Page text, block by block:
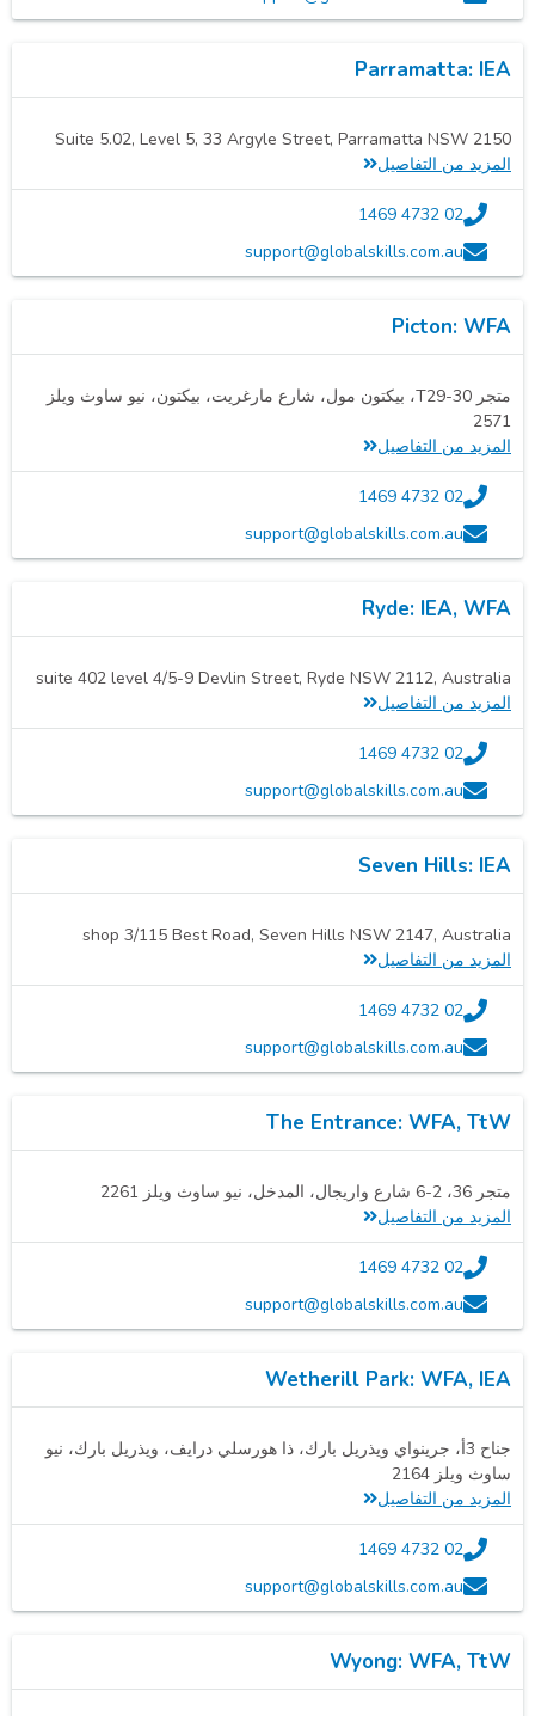
Parramatta: IEA
Suite 5.02, Level 5, 33 Argyle Street, Parramatta NSW 2150
المزيد من التفاصيل
02 4732 1469
support@globalskills.com.au
Picton: WFA
متجر T29-30، بيكتون مول، شارع مارغريت، بيكتون، نيو ساوث ويلز
2571
المزيد من التفاصيل
02 4732 1469
support@globalskills.com.au
Ryde: IEA, WFA
suite 402 level 4/5-9 Devlin Street, Ryde NSW 2112, Australia
المزيد من التفاصيل
02 4732 1469
support@globalskills.com.au
Seven Hills: IEA
shop 3/115 Best Road, Seven Hills NSW 2147, Australia
المزيد من التفاصيل
02 4732 1469
support@globalskills.com.au
The Entrance: WFA, TtW
متجر 36، 2-6 شارع واريجال، المدخل، نيو ساوث ويلز 2261
المزيد من التفاصيل
02 4732 1469
support@globalskills.com.au
Wetherill Park: WFA, IEA
جناح 3أ، جرينواي ويذريل بارك، ذا هورسلي درايف، ويذريل بارك، نيو
ساوث ويلز 2164
المزيد من التفاصيل
02 4732 1469
support@globalskills.com.au
Wyong: WFA, TtW